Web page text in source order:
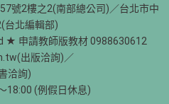
號2樓之2(南部總公司)／台北市中
台北編輯部)
★ 申請教師版教材 0988630612
出版洽詢)／
洽詢)
18:00 (例假日休息)